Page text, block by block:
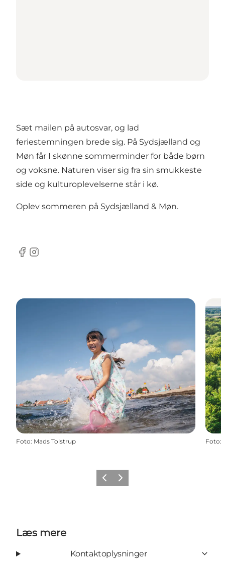
Sæt mailen på autosvar, og lad
feriestemningen brede sig. På Sydsjælland og
Møn får I skønne sommerminder for både børn
og voksne. Naturen viser sig fra sin smukkeste
side og kulturoplevelserne står i kø.
Oplev sommeren på Sydsjælland & Møn.
Facebook
Instagram
Foto: Mads Tolstrup Foto:
ForrigeNæste
Læs mere
Kontaktoplysninger